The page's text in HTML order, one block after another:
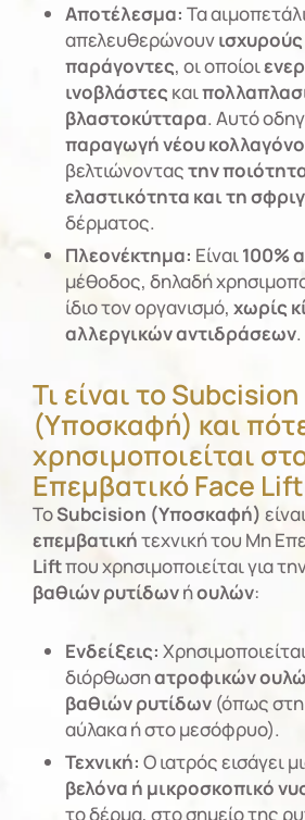
Αποτέλεσμα: Τα
απελευθερώνουν
παράγοντες, οι οποίοι
ινοβλάστες και
βλαστοκύτταρα. Αυτό
παραγωγή νέου
βελτιώνονταςτην
ελαστικότητα και τη
δέρματος.
Πλεονέκτημα: Είναι100%
μέθοδος, δηλαδή
ίδιο τον οργανισμό, χωρίς
αλλεργικών αντιδράσεων.
Τι είναι το Subcision
(Υποσκαφή) και
χρησιμοποιείται
Επεμβατικό Face
ΤοSubcision (Υποσκαφή)
επεμβατικήτεχνική του Μη
Liftπου χρησιμοποιείται για
βαθιών ρυτίδωνήουλών:
Ενδείξεις:
διόρθωσηατροφικών
βαθιών ρυτίδων (όπως στη
αύλακα ή στο μεσόφρυο).
Τεχνική: Ο ιατρός εισάγει
βελόνα ή μικροσκοπικό
το δέρμα, στο σημείο της